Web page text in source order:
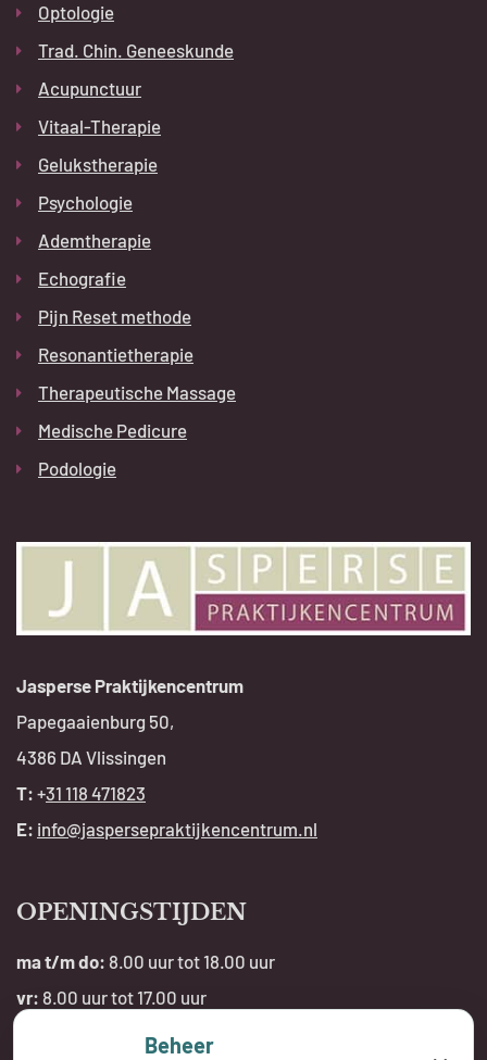
Beheer
Optologie
Trad. Chin. Geneeskunde
Acupunctuur
Vitaal-Therapie
Gelukstherapie
Psychologie
Ademtherapie
Echografie
Pijn Reset methode
Resonantietherapie
Therapeutische Massage
Medische Pedicure
Podologie
Jasperse Praktijkencentrum
Papegaaienburg 50,
4386 DA Vlissingen
T: +31 118 471823
E: info@jaspersepraktijkencentrum.nl
OPENINGSTIJDEN
ma t/m do: 8.00 uur tot 18.00 uur
vr: 8.00 uur tot 17.00 uur
Telefonisch bereikbaar: